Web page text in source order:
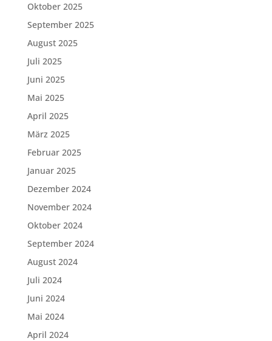
Oktober 2025
September 2025
August 2025
Juli 2025
Juni 2025
Mai 2025
April 2025
März 2025
Februar 2025
Januar 2025
Dezember 2024
November 2024
Oktober 2024
September 2024
August 2024
Juli 2024
Juni 2024
Mai 2024
April 2024